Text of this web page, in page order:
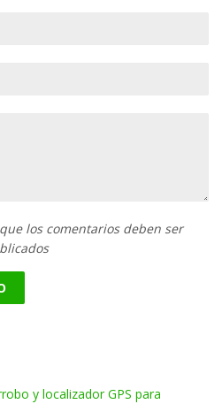
los comentarios deben ser
y localizador GPS para